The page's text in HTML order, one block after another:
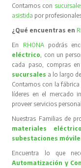
Contamos con
asistida por
¿Qué encuentras en
En RHONA podrás
eléctrico , con un
cada paso, compras
sucursales a lo largo
Contamos con la
líderes en el mercado
proveer servicios
Nuestras Familias de
materiales
subestaciones
Encuentra lo que
Automatización y